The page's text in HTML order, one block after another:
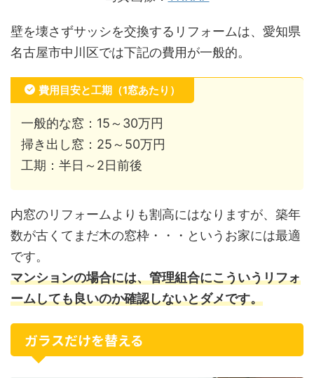
壁を壊さずサッシを交換するリフォームは、愛知県
名古屋市中川区では下記の費用が一般的。
費用目安と工期（1窓あたり）
一般的な窓：15～30万円
掃き出し窓：25～50万円
工期：半日～2日前後
内窓のリフォームよりも割高にはなりますが、築年
数が古くてまだ木の窓枠・・・というお家には最適
です。
マンションの場合には、管理組合にこういうリフォ
ームしても良いのか確認しないとダメです。
ガラスだけを替える